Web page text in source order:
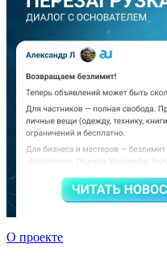
О проекте